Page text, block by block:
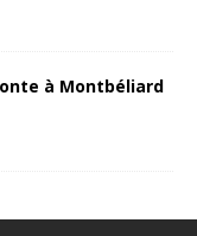
à Montbéliard